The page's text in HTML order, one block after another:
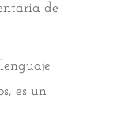
de
es un